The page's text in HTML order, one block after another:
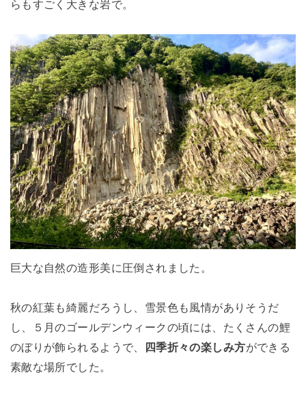
らもすごく大きな岩で。
巨大な自然の造形美に圧倒されました。
秋の紅葉も綺麗だろうし、雪景色も風情がありそうだ
し、５月のゴールデンウィークの頃には、たくさんの鯉
のぼりが飾られるようで、
四季折々の楽しみ方ができる
素敵な場所でした。